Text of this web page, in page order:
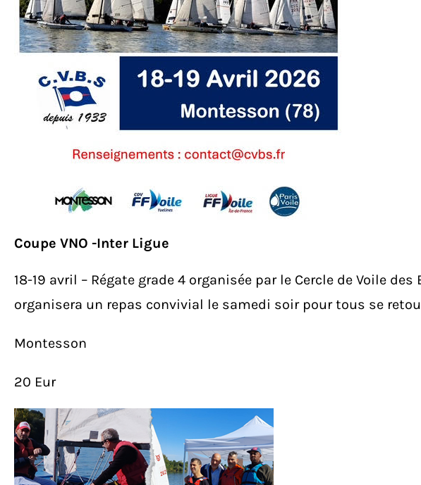
Coupe VNO -Inter Ligue
18-19 avril – Régate grade 4 organisée par le Cercle de Voile
organisera un repas convivial le samedi soir pour tous se
Montesson
20 Eur